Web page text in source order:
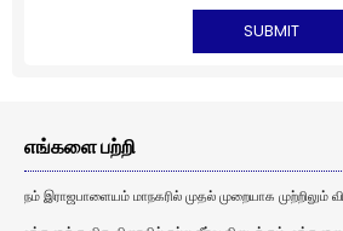
எங்களை பற்றி
நம் இராஜபாளையம் மாநகரில் முதல் முறையாக முற்றிலும்